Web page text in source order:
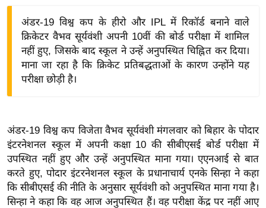
वि
शे
ष
ज्ञ
रा
अंडर-19 विश्व कप के हीरो और IPL में रिकॉर्ड बनाने वाले
क्रिकेटर वैभव सूर्यवंशी अपनी 10वीं की बोर्ड परीक्षा में शामिल
नहीं हुए, जिसके बाद स्कूल ने उन्हें अनुपस्थित चिह्नित कर दिया।
माना जा रहा है कि क्रिकेट प्रतिबद्धताओं के कारण उन्होंने यह
परीक्षा छोड़ी है।
अंडर-19 विश्व कप विजेता वैभव सूर्यवंशी मंगलवार को बिहार के पोदार
इंटरनेशनल स्कूल में अपनी कक्षा 10 की सीबीएसई बोर्ड परीक्षा में
उपस्थित नहीं हुए और उन्हें अनुपस्थित माना गया। एएनआई से बात
करते हुए, पोदार इंटरनेशनल स्कूल के प्रधानाचार्य एनके सिन्हा ने कहा
कि सीबीएसई की नीति के अनुसार सूर्यवंशी को अनुपस्थित माना गया है।
सिन्हा ने कहा कि वह आज अनुपस्थित हैं। वह परीक्षा केंद्र पर नहीं आए